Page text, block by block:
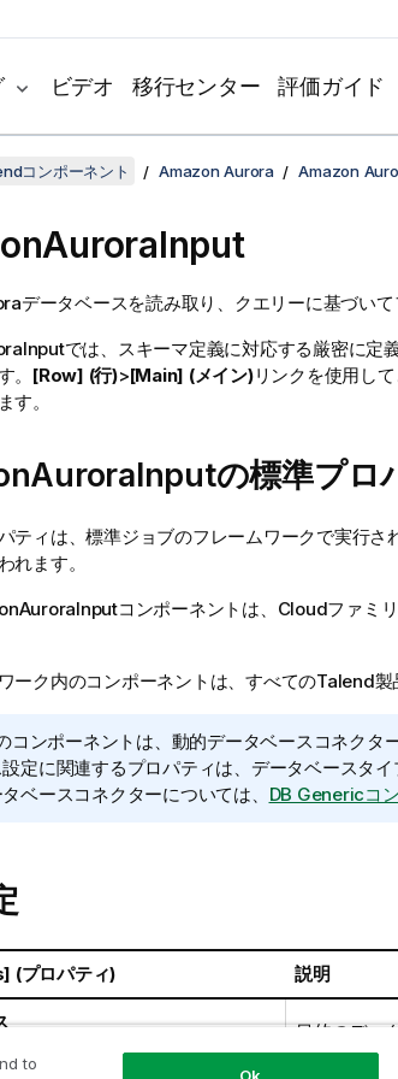
ビデオ 移行センター 評価ガイド
コンポーネント Amazon Aurora Amazon
データベースを読み取り、クエリーに基づいて
では、スキーマ定義に対応する厳密に定
。 [Row] (行)>[Main] (メイン)リンクを使用し
す。
の標準プロ
ティは、標準ジョブのフレームワークで実行さ
れます。
コンポーネントは、 Cloudファミ
ーク内のコンポーネントは、すべてのTalend製
コンポーネントは、動的データベースコネクタ
定に関連するプロパティは、データベースタ
ベースコネクターについては、 DB Genericコ
(プロパティ) 説明
目的のデー
し、[Apply]
to